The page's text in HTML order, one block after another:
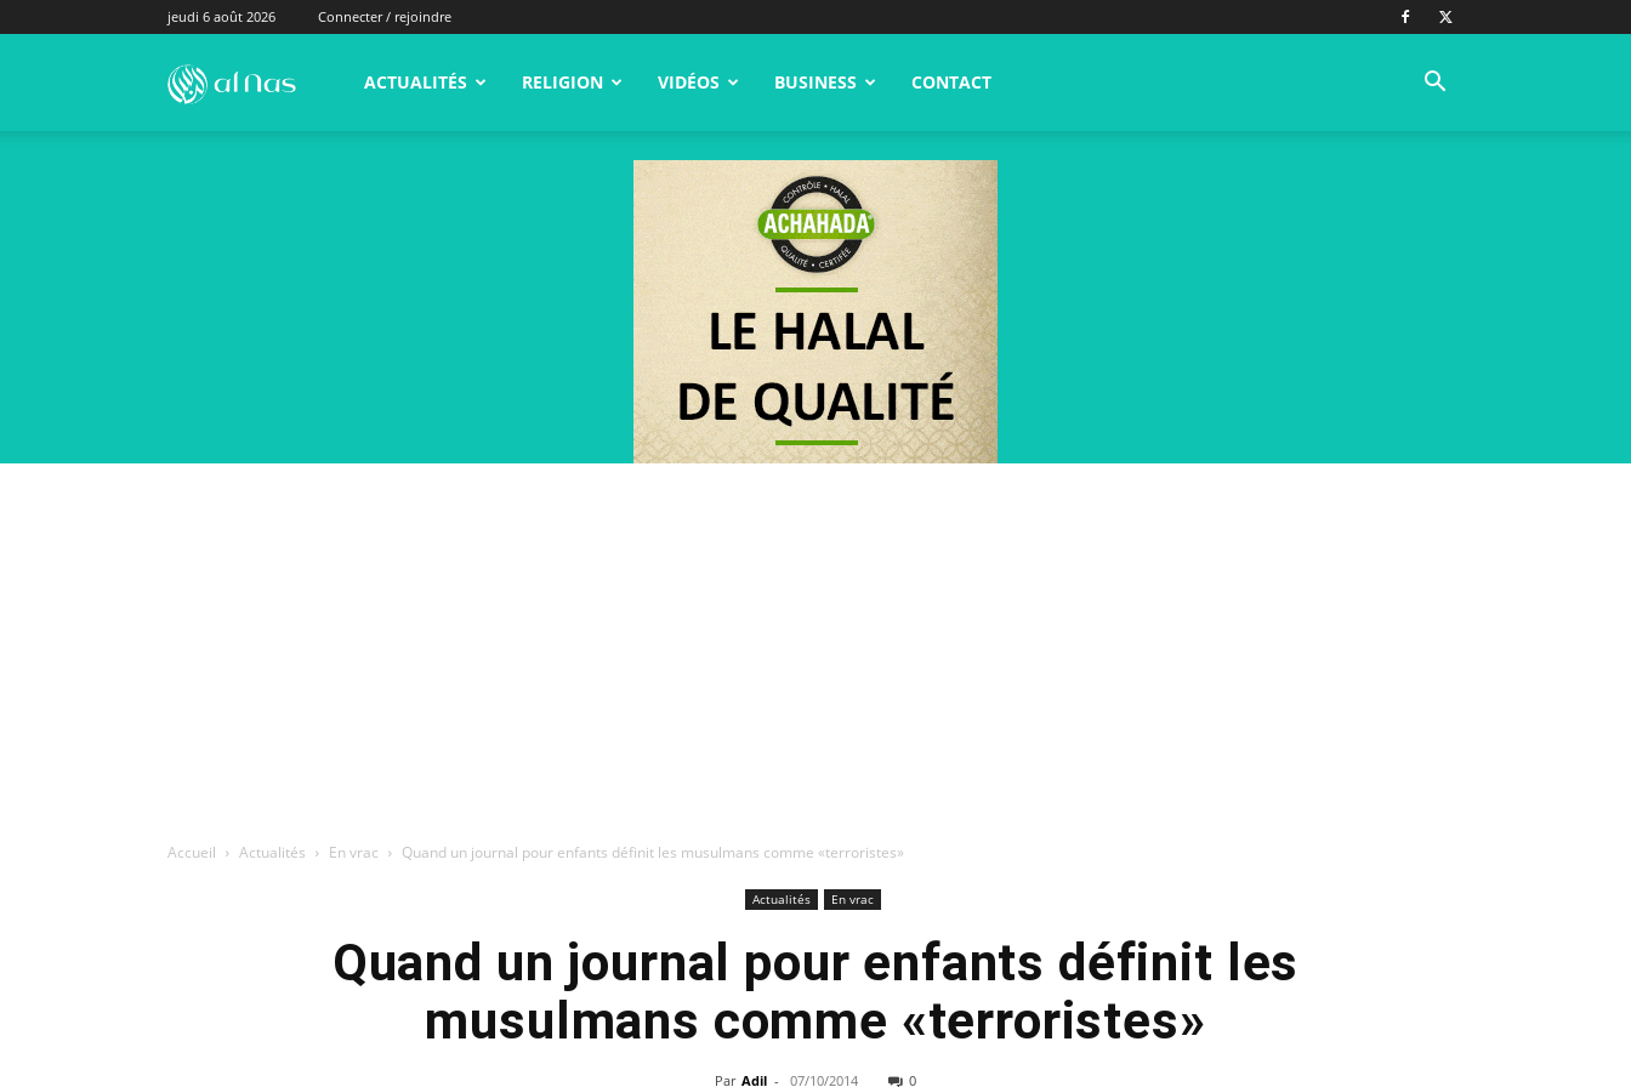
jeudi 6 août 2026 Connecter / rejoindre
alNas.fr ACTUALITÉS RELIGION VIDÉOS BUSINESS CONTACT
Accueil Actualités En vrac Quand un journal pour enfants définit les musulmans comme «terroristes»
Actualités En vrac
Quand un journal pour enfants définit les
musulmans comme «terroristes»
Par Adil - 07/10/2014 0